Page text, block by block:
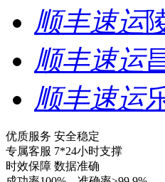
顺丰速运
顺丰速运
顺丰速运
优质服务 安全稳定
专属客服 7*24小时支撑
时效保障 数据准确